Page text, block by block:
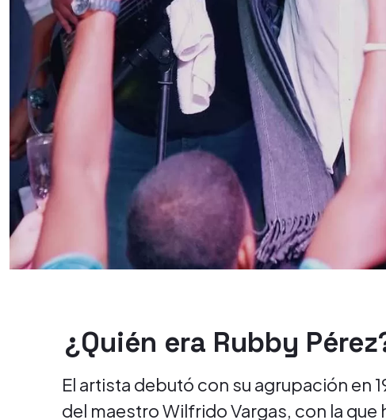
¿Quién era Rubby
El artista debutó con su agrupación en
del maestro Wilfrido Vargas, con la